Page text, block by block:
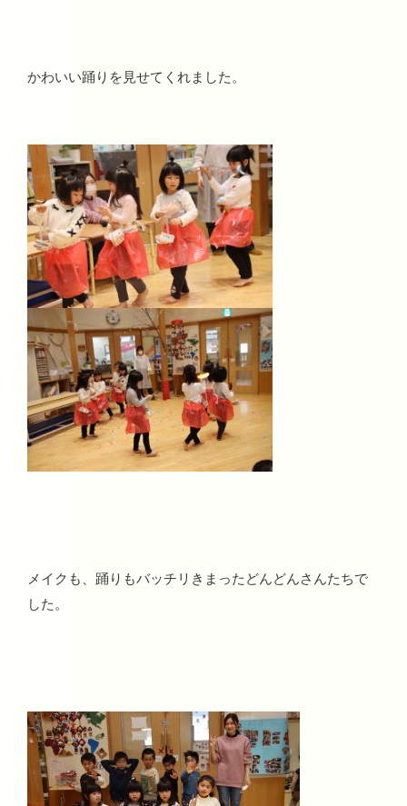
かわいい踊りを見せてくれました。
メイクも、踊りもバッチリきまったどんどんさんたちで
した。